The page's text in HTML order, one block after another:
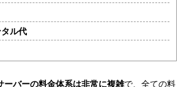
ル代
ーバーの料金体系は非常に複雑で、全ての料